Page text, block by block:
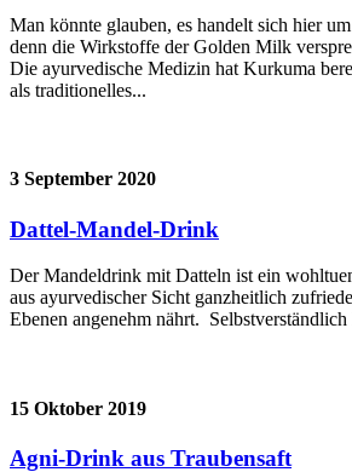
Man könnte glauben, es handelt sich hier
denn die Wirkstoffe der Golden Milk
Die ayurvedische Medizin hat Kurkuma
als traditionelles...
3 September 2020
Dattel-Mandel-Drink
Der Mandeldrink mit Datteln ist ein
aus ayurvedischer Sicht ganzheitlich
Ebenen angenehm nährt.
15 Oktober 2019
Agni-Drink aus Traubensaft